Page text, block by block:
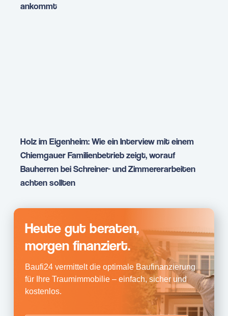
ankommt
Holz im Eigenheim: Wie ein Interview mit einem
Chiemgauer Familienbetrieb zeigt, worauf
Bauherren bei Schreiner- und Zimmererarbeiten
achten sollten
Heute gut beraten,
morgen finanziert.
Baufi24 vermittelt die optimale Baufinanzierung
für Ihre Traumimmobilie – einfach, sicher und
kostenlos.